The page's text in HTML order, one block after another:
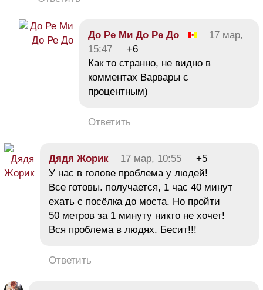
До Ре Ми До Ре До
17 мар,
15:47
+6
Как то странно, не видно в
комментах Варвары с
процентным)
Ответить
Дядя Жорик 17 мар, 10:55
+5
У нас в голове проблема у людей!
Все готовы. получается, 1 час 40 минут
ехать с посёлка до моста. Но пройти
50 метров за 1 минуту никто не хочет!
Вся проблема в людях. Бесит!!!
Ответить